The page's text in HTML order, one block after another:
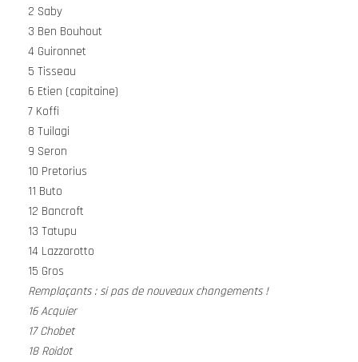
2 Saby
3 Ben Bouhout
4 Guironnet
5 Tisseau
6 Etien (capitaine)
7 Koffi
8 Tuilagi
9 Seron
10 Pretorius
11 Buto
12 Bancroft
13 Tatupu
14 Lazzarotto
15 Gros
Remplaçants : si pas de nouveaux changements !
16 Acquier
17 Chobet
18 Roidot